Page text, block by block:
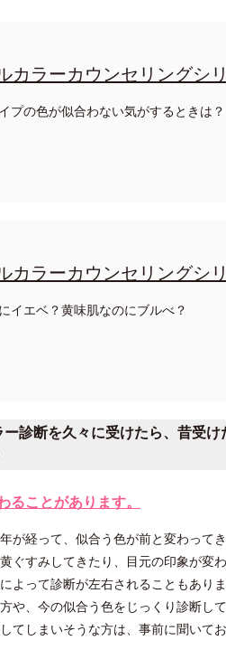
カラーカウンセリングシ
プの色が似合わない気がするときは？
カラーカウンセリングシ
イエベ？黄味肌なのにブルべ？
ー診断を久々に受けたら、昔受
ることがあります。
が経って、似合う色が前と変わって
ぐすみしてきたり、目元の印象が変
よって診断が左右されることもありま
や、今の似合う色をじっくり診断し
てしまいそうな方は、事前に聞いて